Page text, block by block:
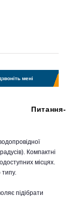
мені
Питання-
Компактні
місцях.
типу.
підібрати